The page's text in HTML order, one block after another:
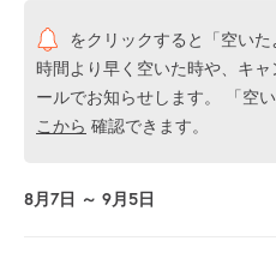
をクリックすると「空い
時間より早く空いた時や、キ
ールでお知らせします。 「空
こから 確認できます。
8月7日 ～ 9月5日